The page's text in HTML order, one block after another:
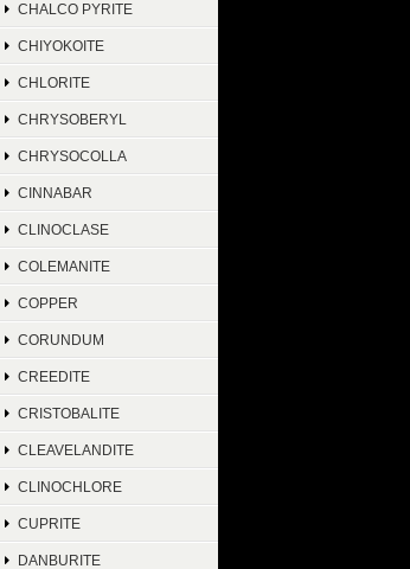
CHALCO PYRITE
CHIYOKOITE
CHLORITE
CHRYSOBERYL
CHRYSOCOLLA
CINNABAR
CLINOCLASE
COLEMANITE
COPPER
CORUNDUM
CREEDITE
CRISTOBALITE
CLEAVELANDITE
CLINOCHLORE
CUPRITE
DANBURITE